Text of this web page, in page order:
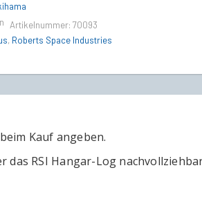
Artikelnummer: 70093
, Roberts Space Industries
Kauf angeben.
das RSI Hangar-Log